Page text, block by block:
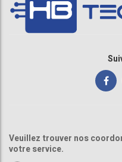
Veuillez trouver nos
votre service.